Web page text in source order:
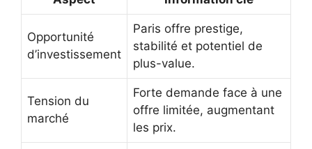
Opportunité
d’investissement
Paris offre prestige,
stabilité et potentiel de
plus-value.
Tension du
marché
Forte demande face à une
offre limitée, augmentant
les prix.